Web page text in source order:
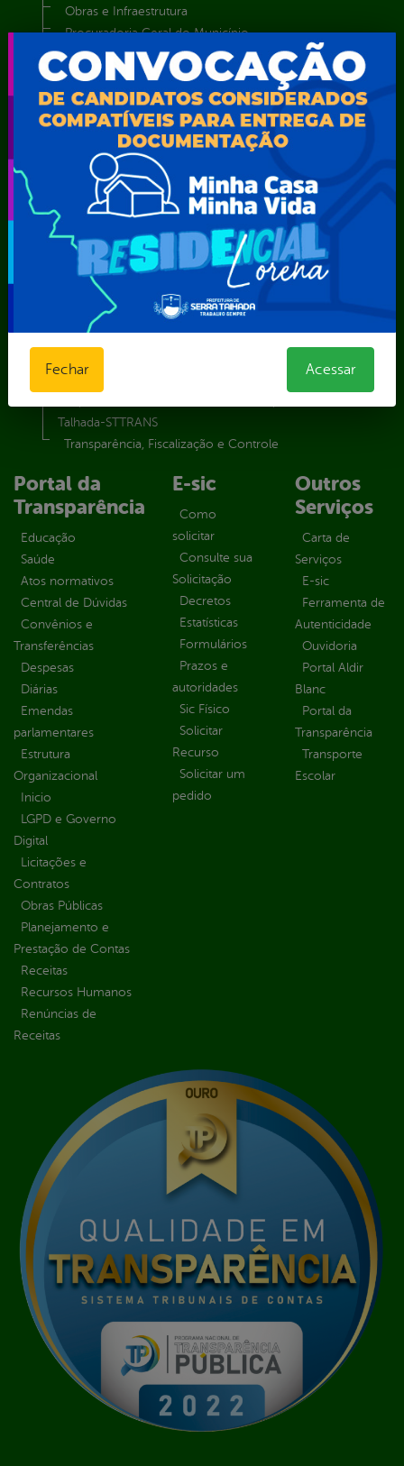
Obras e Infraestrutura
Procuradoria Geral do Município
Secretaria de Comunicação Social e Audiovisual
Secretaria de Desenvolvimento Econômico e Turismo
Secretaria de Iluminação Pública e Energia Elétrica
Secretaria Municipal da Mulher – SEMU
Secretaria Municipal de Administração – SAD
Secretaria Municipal de Agricultura e Recursos Hídricos –
SEMARH / Secretaria de Agricultura Familiar – SEMAF
Secretaria Municipal de Educação – SEST
Secretaria Municipal de Esporte e Lazer – SEMEL
Secretaria Municipal de Finanças – SECFIN
Secretaria Municipal de Governo – SEGOV
Secretaria Municipal de Meio Ambiente – SEMA
Secretaria Municipal de Planejamento e Gestão – SEPLAG
Secretaria Municipal de Relações Institucionais – SEMRI
Secretaria Municipal de Serviços Públicos – SEMUSP
Talhada-STTRANS
Transparência, Fiscalização e Controle
Portal da
Transparência
Educação
Saúde
Atos normativos
Central de Dúvidas
Convênios e
Transferências
Despesas
Diárias
Emendas
parlamentares
Estrutura
Organizacional
Inicio
LGPD e Governo
Digital
Licitações e
Contratos
Obras Públicas
Planejamento e
Prestação de Contas
Receitas
Recursos Humanos
Renúncias de
Receitas
E-sic
Como
solicitar
Consulte sua
Solicitação
Decretos
Estatísticas
Formulários
Prazos e
autoridades
Sic Físico
Solicitar
Recurso
Solicitar um
pedido
Outros
Serviços
Carta de
Serviços
E-sic
Ferramenta de
Autenticidade
Ouvidoria
Portal Aldir
Blanc
Portal da
Transparência
Transporte
Escolar
Fechar Acessar